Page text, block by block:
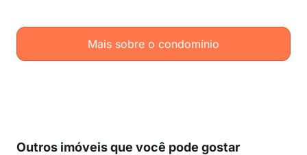
Mais sobre o condomínio
Outros imóveis que você pode gostar